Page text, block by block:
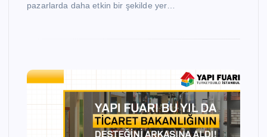
pazarlarda daha etkin bir şekilde yer…